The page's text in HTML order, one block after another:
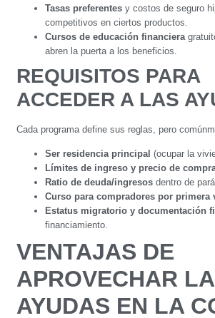
Tasas preferentes y costos de seguro
competitivos en ciertos productos.
Cursos de educación financiera
abren la puerta a los beneficios.
REQUISITOS PARA
ACCEDER A LAS
Cada programa define sus reglas, pero
Ser residencia principal (ocupar la
Límites de ingreso y precio de
Ratio de deuda/ingresos dentro de
Curso para compradores por primera
Estatus migratorio y documentación
financiamiento.
VENTAJAS DE
APROVECHAR
AYUDAS EN LA